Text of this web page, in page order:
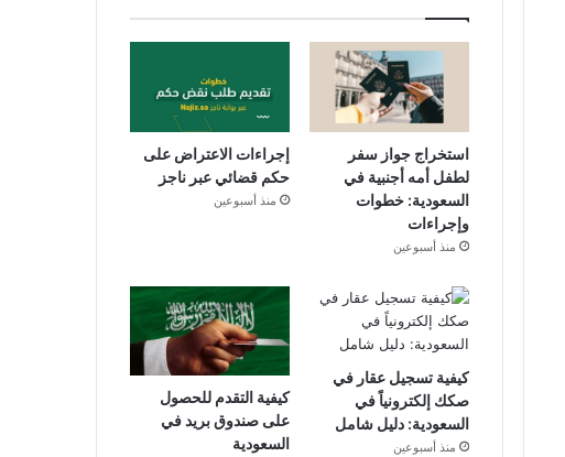
استخراج جواز سفر
لطفل أمه أجنبية في
السعودية: خطوات
وإجراءات
منذ أسبوعين
إجراءات الاعتراض على
حكم قضائي عبر ناجز
منذ أسبوعين
كيفية تسجيل عقار في
صكك إلكترونياً في
السعودية: دليل شامل
منذ أسبوعين
كيفية التقدم للحصول
على صندوق بريد في
السعودية